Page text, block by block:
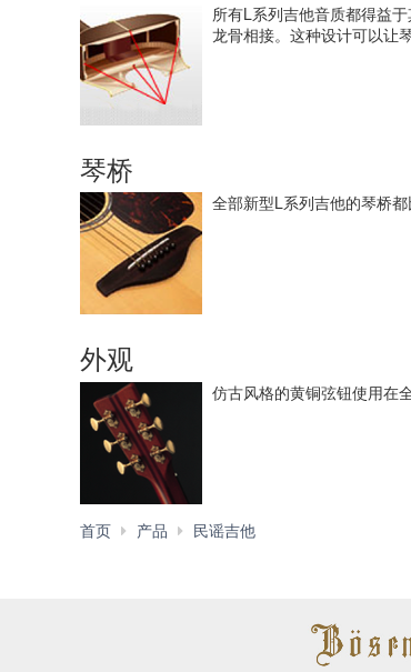
所有L系列吉他音质都得益
龙骨相接。这种设计可以让
琴桥
全部新型L系列吉他的琴桥
外观
仿古风格的黄铜弦钮使用在
首页 产品 民谣吉他